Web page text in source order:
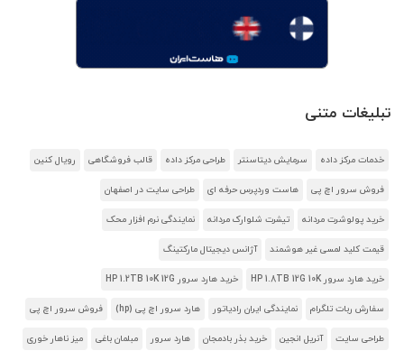
تبلیغات متنی
خدمات مرکز داده سرمایش دیتاسنتر طراحی مرکز داده قالب فروشگاهی رویال کنین
فروش سرور اچ پی هاست وردپرس حرفه ای طراحی سایت در اصفهان
خرید پولوشرت مردانه تیشرت شلوارک مردانه نمایندگی نرم افزار محک
قیمت کلید لمسی غیر هوشمند آژانس دیجیتال مارکتینگ
خرید هارد سرور HP 1.8TB 12G 10K خرید هارد سرور HP 1.2TB 10K 12G
سفارش ربات تلگرام نمایندگی ایران رادیاتور هارد سرور اچ پی (hp) فروش سرور اچ پی
طراحی سایت آنریل انجین خرید بذر بادمجان هارد سرور مبلمان باغی میز ناهار خوری